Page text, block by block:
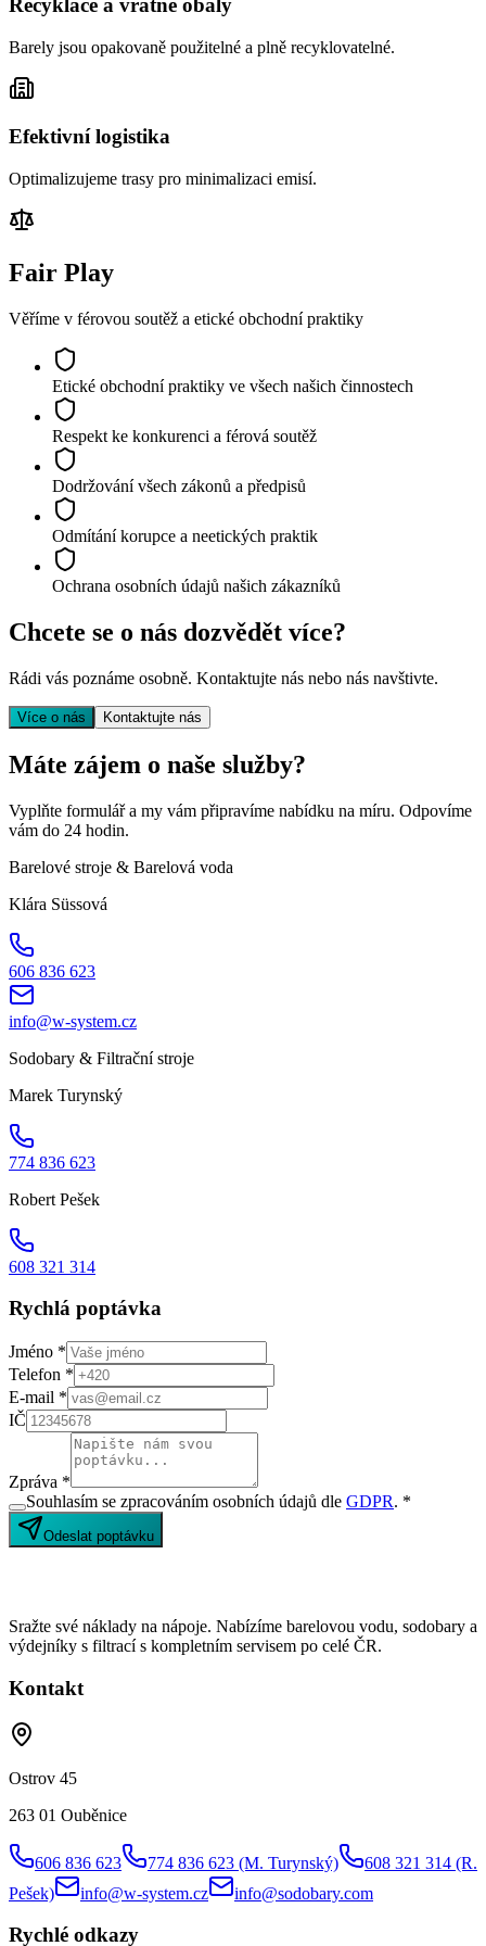
Recyklace a vratné obaly
Barely jsou opakovaně použitelné a plně recyklovatelné.
Efektivní logistika
Optimalizujeme trasy pro minimalizaci emisí.
Fair Play
Věříme v férovou soutěž a etické obchodní praktiky
Etické obchodní praktiky ve všech našich činnostech
Respekt ke konkurenci a férová soutěž
Dodržování všech zákonů a předpisů
Odmítání korupce a neetických praktik
Ochrana osobních údajů našich zákazníků
Chcete se o nás dozvědět více?
Rádi vás poznáme osobně. Kontaktujte nás nebo nás navštivte.
Více o nás Kontaktujte nás
Máte zájem o naše služby?
Vyplňte formulář a my vám připravíme nabídku na míru. Odpovíme
vám do 24 hodin.
Barelové stroje & Barelová voda
Klára Süssová
606 836 623
info@w-system.cz
Sodobary & Filtrační stroje
Marek Turynský
774 836 623
Robert Pešek
608 321 314
Rychlá poptávka
Jméno *
Telefon *
E-mail *
IČ
Zpráva *
Souhlasím se zpracováním osobních údajů dle GDPR. *
Odeslat poptávku
Sražte své náklady na nápoje. Nabízíme barelovou vodu, sodobary a
výdejníky s filtrací s kompletním servisem po celé ČR.
Kontakt
Ostrov 45
263 01 Ouběnice
606 836 623 774 836 623 (M. Turynský) 608 321 314 (R.
Pešek)
info@w-system.cz info@sodobary.com
Rychlé odkazy